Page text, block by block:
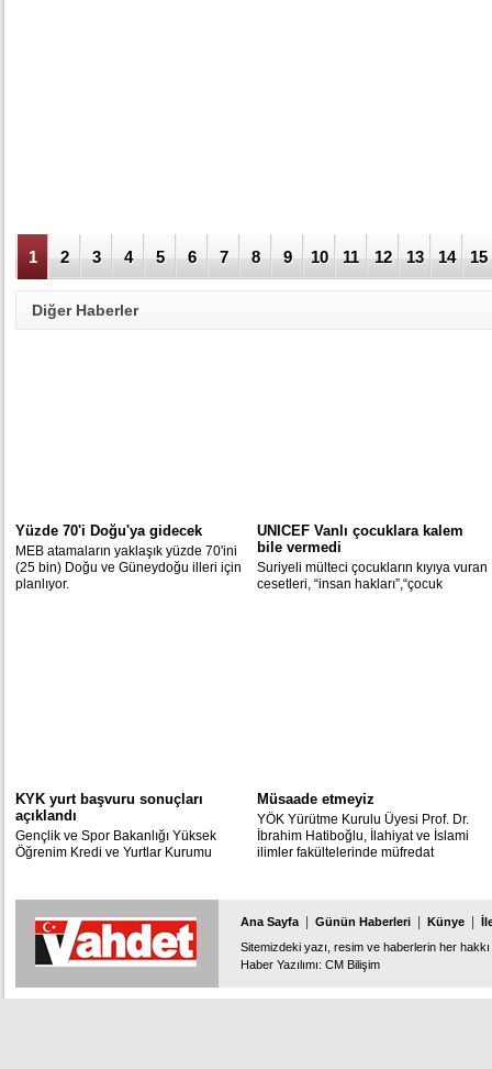
1 2 3 4 5 6 7 8 9 10 11 12 13 14 15
Diğer Haberler
Yüzde 70'i Doğu'ya gidecek
MEB atamaların yaklaşık yüzde 70'ini
(25 bin) Doğu ve Güneydoğu illeri için
planlıyor.
UNICEF Vanlı çocuklara kalem
bile vermedi
Suriyeli mülteci çocukların kıyıya vuran
cesetleri, “insan hakları”,“çocuk
KYK yurt başvuru sonuçları
açıklandı
Gençlik ve Spor Bakanlığı Yüksek
Öğrenim Kredi ve Yurtlar Kurumu
Müsaade etmeyiz
YÖK Yürütme Kurulu Üyesi Prof. Dr.
İbrahim Hatiboğlu, İlahiyat ve İslami
ilimler fakültelerinde müfredat
Ana Sayfa Günün Haberleri Künye
Sitemizdeki yazı, resim ve haberlerin her
Haber Yazılımı: CM Bilişim